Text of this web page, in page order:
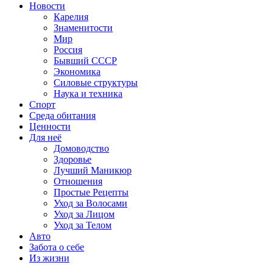
Новости
Карелия
Знаменитости
Мир
Россия
Бывший СССР
Экономика
Силовые структуры
Наука и техника
Спорт
Среда обитания
Ценности
Для неё
Домоводство
Здоровье
Лучший Маникюр
Отношения
Простые Рецепты
Уход за Волосами
Уход за Лицом
Уход за Телом
Авто
Забота о себе
Из жизни